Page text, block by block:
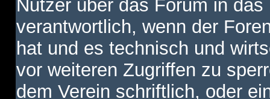
Nutzer über das Forum in
verantwortlich, wenn der
hat und es technisch und
vor weiteren Zugriffen zu
dem Verein schriftlich, oder